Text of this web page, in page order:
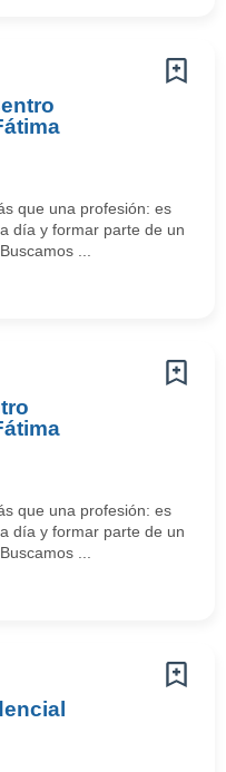
que una profesión: es
día y formar parte de un
...
que una profesión: es
día y formar parte de un
...